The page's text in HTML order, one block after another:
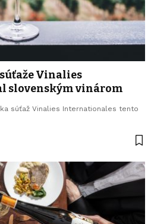
Vinalies
slovenským vinárom
súťaž Vinalies Internationales tento